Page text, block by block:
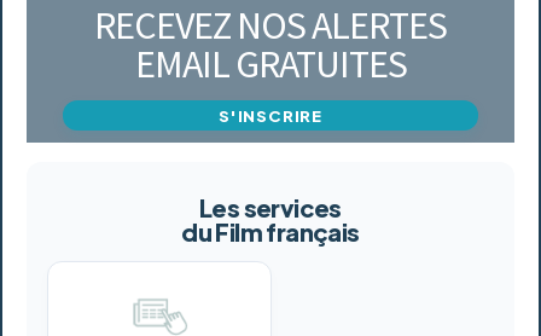
RECEVEZ NOS ALERTES
EMAIL GRATUITES
S'INSCRIRE
Les services
du Film français